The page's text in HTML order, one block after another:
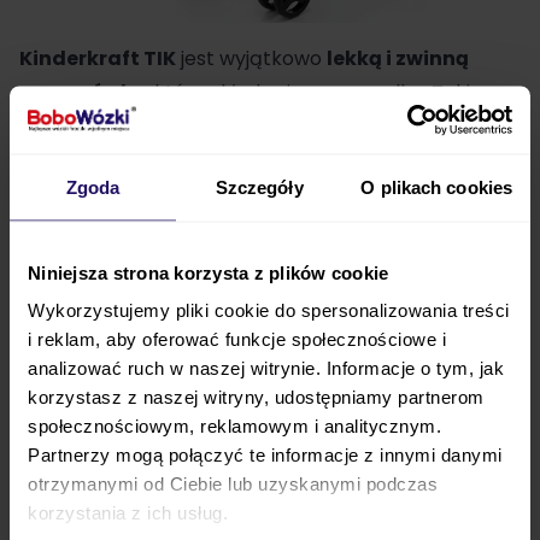
Zgoda Szczegóły O plikach cookies
Niniejsza strona korzysta z plików cookie
Wykorzystujemy pliki cookie do spersonalizowania treści
i reklam, aby oferować funkcje społecznościowe i
analizować ruch w naszej witrynie. Informacje o tym, jak
korzystasz z naszej witryny, udostępniamy partnerom
społecznościowym, reklamowym i analitycznym.
Partnerzy mogą połączyć te informacje z innymi danymi
otrzymanymi od Ciebie lub uzyskanymi podczas
korzystania z ich usług.
Kinderkraft TIK jest wyjątkowo lekką i zwinną
spacerówką, która składa się wparasolkę. Takie
rozwiązanie jest
bardzo praktyczne i wygodne,
wysokiej szafy na płaszcze w przedpokoju. Wózek
ważyjedynie 6,5 kg
wagą. Taki wynik pozwala na niebywale łatwe i
ponieważ nie wymaga żadnego nakładu siły.
TIK
pozwoli na ustawienie oparcia tak, by byłojak
najlepiej dopasowane do aktualnych potrzeb
dziecka.
Już wkrótce w sklepie BoboWózki pojawi się
wózek spacerowy Kinderkraft TIK!